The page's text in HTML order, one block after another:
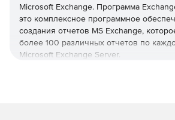
Microsoft Exchange. Программа
это комплексное программное
создания отчетов MS Exchange,
более 100 различных отчетов по
Microsoft Exchange Server.